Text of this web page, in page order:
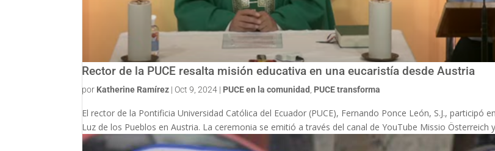
Rector de la PUCE resalta misión educativa en una eucaristía desde Austria
por Katherine Ramírez | Oct 9, 2024 | PUCE en la comunidad PUCE transforma
El rector de la Pontificia Universidad Católica del Ecuador (PUCE), Fernando Ponce León, S.J., participó
Luz de los Pueblos en Austria. La ceremonia se emitió a través del canal de YouTube Missio Österreich